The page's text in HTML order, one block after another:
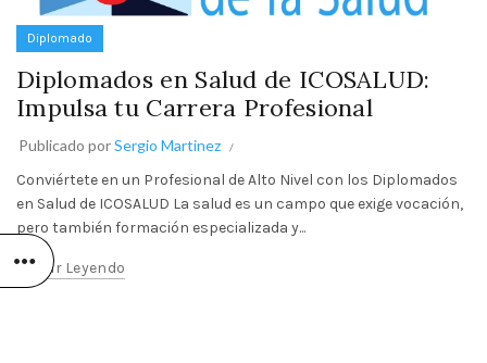
Diplomado
Diplomados en Salud de ICOSALUD:
Impulsa tu Carrera Profesional
Publicado porSergio Martinez
Conviértete en un Profesional de Alto Nivel con los Diplomados
en Salud de ICOSALUD La salud es un campo que exige vocación,
pero también formación especializada y...
Seguir Leyendo